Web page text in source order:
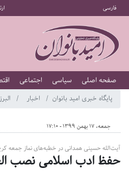
فارسی
صفحه اصلی سیاسی اجتماعی
پایگاه خبری امید بانوان اخبار
جمعه، 17 بهمن 1399 - 17:10
آیت‌الله حسینی همدانی در خطبه‌های نماز جمعه
حفظ ادب اسلامی نصب